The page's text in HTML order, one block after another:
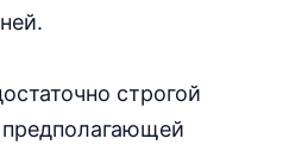
строгой